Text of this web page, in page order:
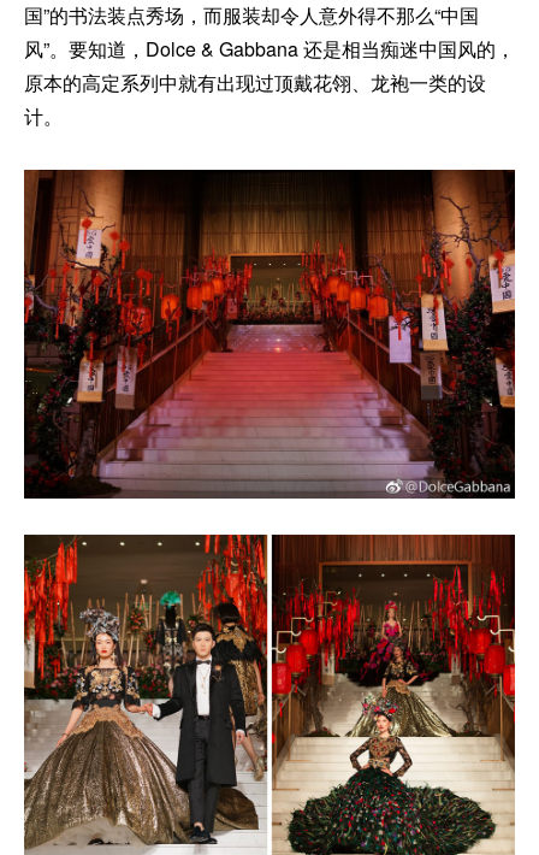
国”的书法装点秀场，而服装却令人意外得不那么“中国
风”。要知道，Dolce & Gabbana 还是相当痴迷中国风的，
原本的高定系列中就有出现过顶戴花翎、龙袍一类的设
计。